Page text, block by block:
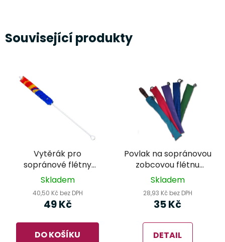
Související produkty
Vytěrák pro
sopránové flétny
Helin HE1250
Skladem
40,50 Kč bez DPH
49 Kč
DO KOŠÍKU
Povlak na sopránovou
zobcovou flétnu
Audiana
Skladem
28,93 Kč bez DPH
35 Kč
DETAIL